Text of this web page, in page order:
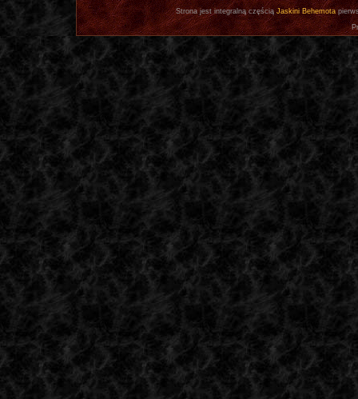
Strona jest integralną częścią Jaskini Behemota